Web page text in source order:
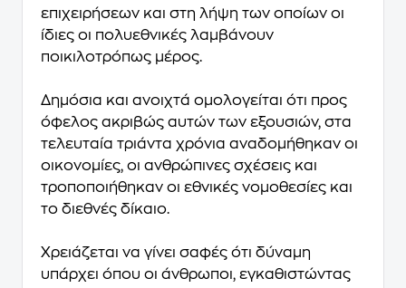
επιχειρήσεων και στη λήψη των οποίων οι
ίδιες οι πολυεθνικές λαμβάνουν
ποικιλοτρόπως μέρος.
Δημόσια και ανοιχτά ομολογείται ότι προς
όφελος ακριβώς αυτών των εξουσιών, στα
τελευταία τριάντα χρόνια αναδομήθηκαν οι
οικονομίες, οι ανθρώπινες σχέσεις και
τροποποιήθηκαν οι εθνικές νομοθεσίες και
το διεθνές δίκαιο.
Xρειάζεται να γίνει σαφές ότι δύναμη
υπάρχει όπου οι άνθρωποι, εγκαθιστώντας